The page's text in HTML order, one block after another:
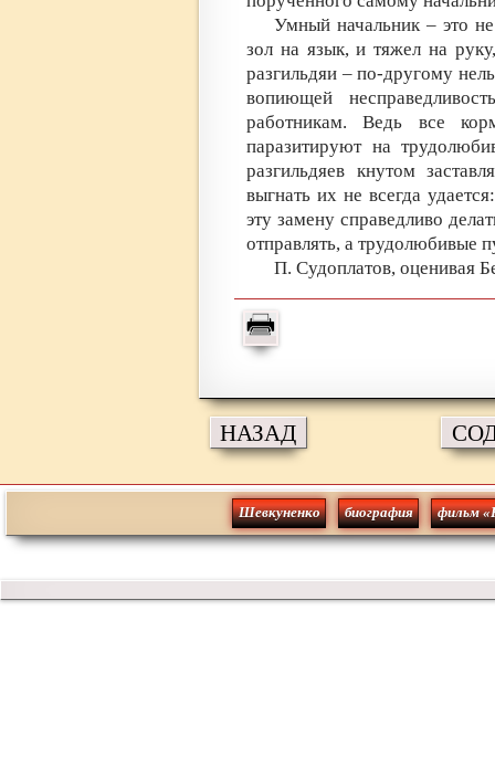
Умный начальник – это
зол на язык, и тяжел на
разгильдяи – по-другому
вопиющей
работникам. Ведь все
паразитируют на
разгильдяев кнутом
выгнать их не всегда
эту замену справедливо
отправлять, а трудолюбивые
П. Судоплатов, оценивая
НАЗАД
Шевкуненко биография фильм